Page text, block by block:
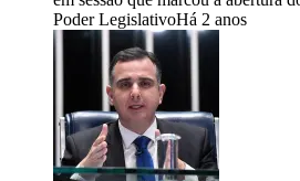
Poder LegislativoHá 2 anos